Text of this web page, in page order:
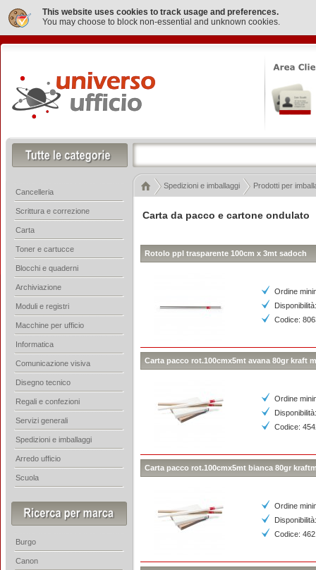
This website uses cookies to track usage and preferences.
You may choose to block non-essential and unknown cookies.
Carta da pacco e cartone ondulato
Rotolo ppl trasparente 100cm x 3mt sadoch
Ordine
Codice:
Carta pacco rot.100cmx5mt avana 80gr kraft
Ordine
Codice:
Carta pacco rot.100cmx5mt bianca 80gr
Ordine
Codice:
Spedizioni e imballaggi Prodotti per
Cancelleria
Scrittura e correzione
Carta
Toner e cartucce
Blocchi e quaderni
Archiviazione
Moduli e registri
Macchine per ufficio
Informatica
Comunicazione visiva
Disegno tecnico
Regali e confezioni
Servizi generali
Spedizioni e imballaggi
Arredo ufficio
Scuola
Burgo
Canon